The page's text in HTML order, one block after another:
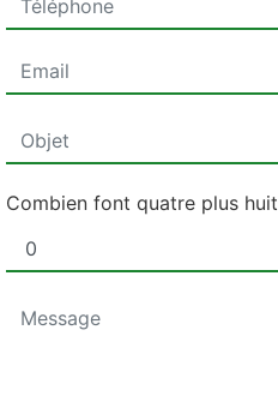
Combien font quatre plus huit